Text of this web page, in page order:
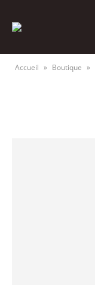
Accueil » Boutique »